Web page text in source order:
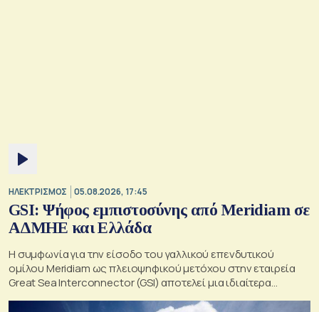
ΗΛΕΚΤΡΙΣΜΟΣ 05.08.2026, 17:45
GSI: Ψήφος εμπιστοσύνης από Meridiam σε
ΑΔΜΗΕ και Ελλάδα
Η συμφωνία για την είσοδο του γαλλικού επενδυτικού
ομίλου Meridiam ως πλειοψηφικού μετόχου στην εταιρεία
Great Sea Interconnector (GSI) αποτελεί μια ιδιαίτερα